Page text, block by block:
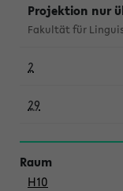
Projektion nur
Fakultät für
2
29
H10